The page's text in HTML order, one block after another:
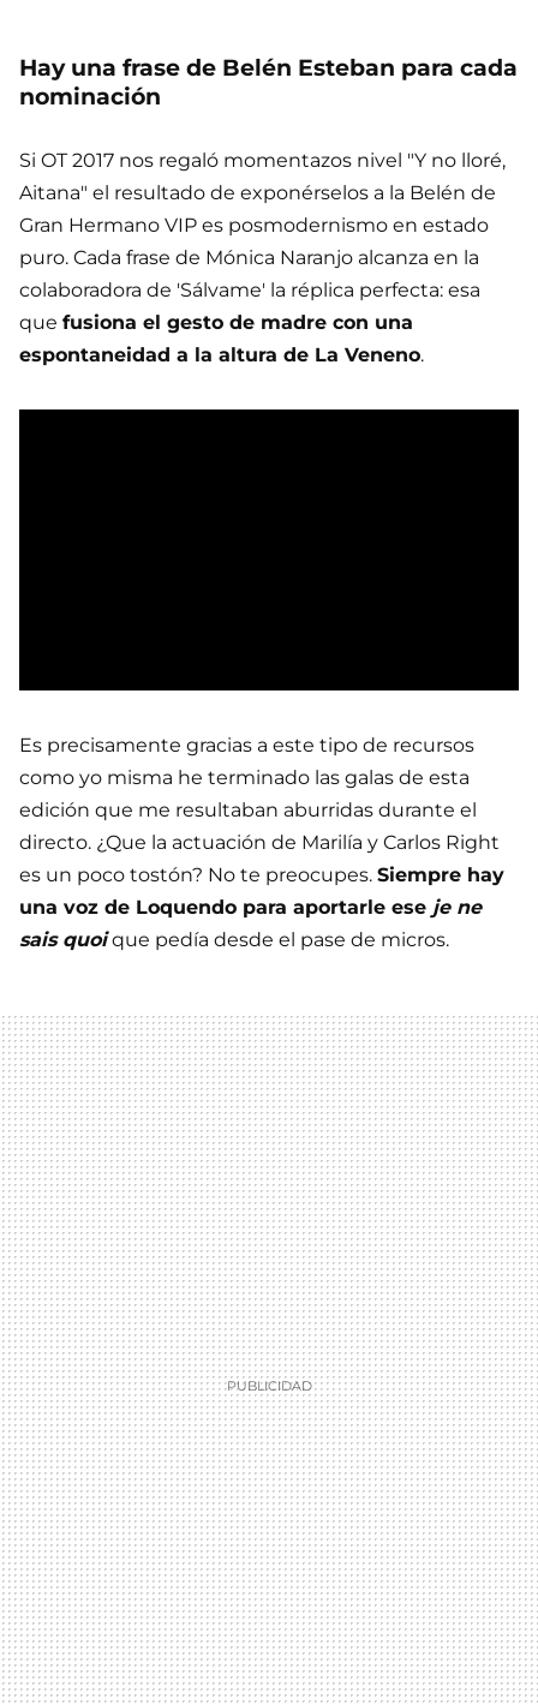
Hay una frase de Belén Esteban para cada
nominación
Si OT 2017 nos regaló momentazos nivel "Y no lloré,
Aitana" el resultado de exponérselos a la Belén de
Gran Hermano VIP es posmodernismo en estado
puro. Cada frase de Mónica Naranjo alcanza en la
colaboradora de 'Sálvame' la réplica perfecta: esa
que fusiona el gesto de madre con una
espontaneidad a la altura de La Veneno.
Es precisamente gracias a este tipo de recursos
como yo misma he terminado las galas de esta
edición que me resultaban aburridas durante el
directo. ¿Que la actuación de Marilía y Carlos Right
es un poco tostón? No te preocupes. Siempre hay
una voz de Loquendo para aportarle ese je ne
sais quoique pedía desde el pase de micros.